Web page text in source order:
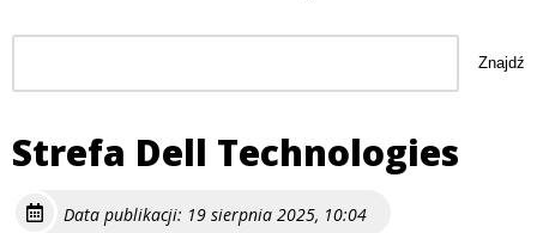
Szukaj
Znajdź
Strefa Dell Technologies
Data publikacji: 19 sierpnia 2025, 10:04